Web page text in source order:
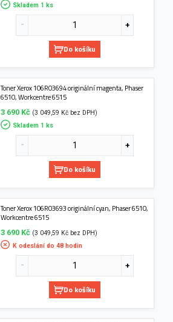
Skladem 1 ks
Do košíku
Toner Xerox 106R03694 originální magenta, Phaser
6510, Workcentre 6515
3 690 Kč (3 049,59 Kč bez DPH)
Skladem 1 ks
Do košíku
Toner Xerox 106R03693 originální cyan, Phaser 6510,
Workcentre 6515
3 690 Kč (3 049,59 Kč bez DPH)
K odeslání do 48 hodin
Do košíku